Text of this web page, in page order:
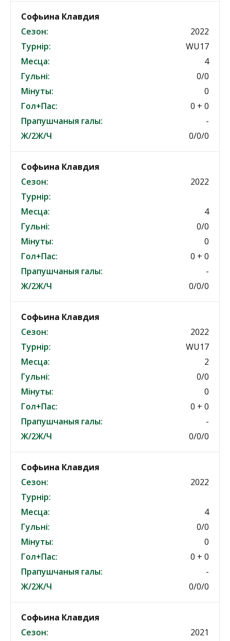
Софьина Клавдия
Сезон:
2022
Турнір:
WU17
Месца:
4
Гульні:
0/0
Мінуты:
0
Гол+Пас:
0 + 0
Прапушчаныя галы:
-
Ж/2Ж/Ч
0/0/0
Софьина Клавдия
Сезон:
2022
Турнір:
Месца:
4
Гульні:
0/0
Мінуты:
0
Гол+Пас:
0 + 0
Прапушчаныя галы:
-
Ж/2Ж/Ч
0/0/0
Софьина Клавдия
Сезон:
2022
Турнір:
WU17
Месца:
2
Гульні:
0/0
Мінуты:
0
Гол+Пас:
0 + 0
Прапушчаныя галы:
-
Ж/2Ж/Ч
0/0/0
Софьина Клавдия
Сезон:
2022
Турнір:
Месца:
4
Гульні:
0/0
Мінуты:
0
Гол+Пас:
0 + 0
Прапушчаныя галы:
-
Ж/2Ж/Ч
0/0/0
Софьина Клавдия
Сезон:
2021